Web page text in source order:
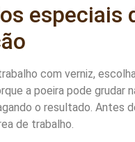
especiais
com verniz,
a poeira pode grudar
o resultado. Antes
de trabalho.